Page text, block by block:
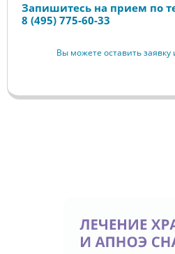
Запишитесь на прием по
8 (495) 775-60-33
Вы можете оставить